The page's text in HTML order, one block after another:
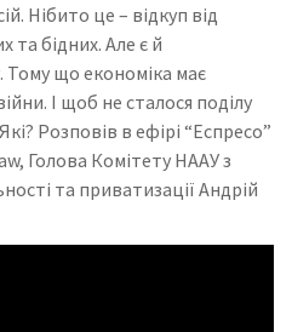
Нібито це – відкуп від
та бідних. Але є й
Тому що економіка має
І щоб не сталося поділу
Розповів в ефірі “Еспресо”
Голова Комітету НААУ з
та приватизації Андрій